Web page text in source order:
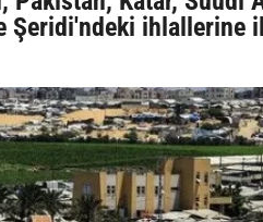
Şeridi'ndeki ihlallerine